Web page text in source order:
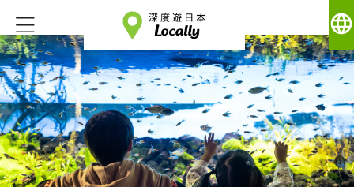
language